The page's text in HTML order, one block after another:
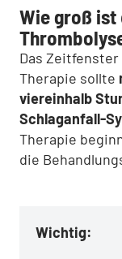
Wie groß
Das
Therapie sollte
viereinhalb
Schlaganfall-
Therapie
die
Wichtig: